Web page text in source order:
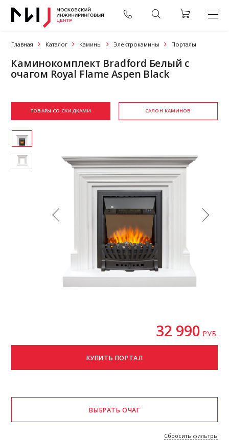
Главная Каталог Камины Электрокамины Порталы
Каминокомплект Bradford Белый с
очагом Royal Flame Aspen Black
ТОВАРЫ СО СКИДКАМИ САЛОН КАМИНОВ
32 990 РУБ.
Сбросить фильтры